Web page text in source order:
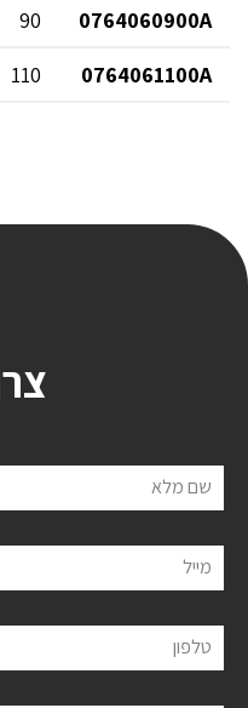
0764060900A
90
0764061100A
110
שם מלא
מייל
טלפון